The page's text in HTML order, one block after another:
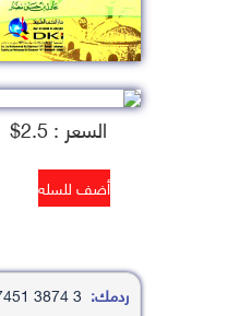
السعر : 2.5$
ردمك: